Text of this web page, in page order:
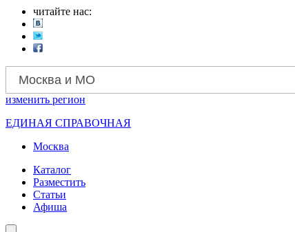
читайте нас:
Москва и МО
изменить регион
ЕДИНАЯ СПРАВОЧНАЯ
Москва
Каталог
Разместить
Статьи
Афиша